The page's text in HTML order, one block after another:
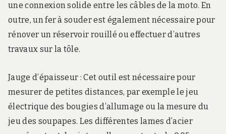
une connexion solide entre les câbles de la moto. En
outre, un fer à souder est également nécessaire pour
rénover un réservoir rouillé ou effectuer d’autres
travaux sur la tôle.
Jauge d’épaisseur : Cet outil est nécessaire pour
mesurer de petites distances, par exemple le jeu
électrique des bougies d’allumage ou la mesure du
jeu des soupapes. Les différentes lames d’acier